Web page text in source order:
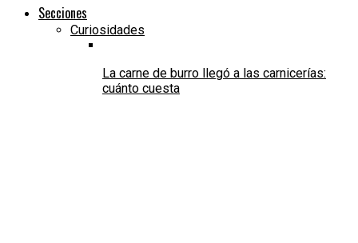
Secciones
Curiosidades
La carne de burro llegó a las carnicerías:
cuánto cuesta